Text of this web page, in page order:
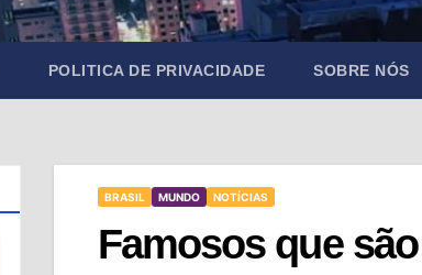
POLITICA DE PRIVACIDADE SOBRE NÓS
BRASIL MUNDO NOTÍCIAS
Famosos que